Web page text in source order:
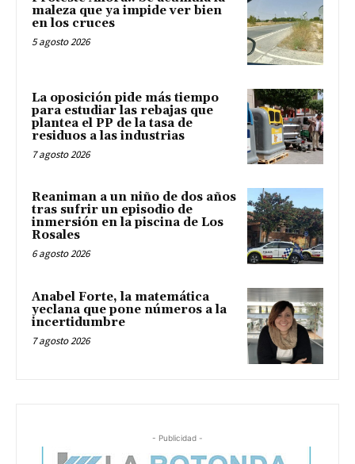
maleza que ya impide ver bien
en los cruces
5 agosto 2026
La oposición pide más tiempo
para estudiar las rebajas que
plantea el PP de la tasa de
residuos a las industrias
7 agosto 2026
Reaniman a un niño de dos años
tras sufrir un episodio de
inmersión en la piscina de Los
Rosales
6 agosto 2026
Anabel Forte, la matemática
yeclana que pone números a la
incertidumbre
7 agosto 2026
- Publicidad -